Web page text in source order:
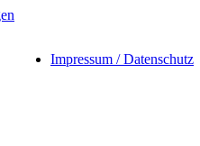
Impressum / Datenschutz